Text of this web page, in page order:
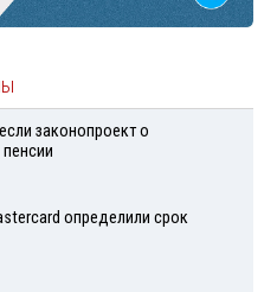
законопроект о
определили срок